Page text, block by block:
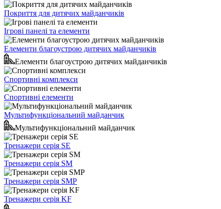
Покриття для дитячих майданчиків
Ігрові панелі та елементи
Елементи благоустрою дитячих майданчиків
Елементи благоустрою дитячих майданчиків
Спортивні комплекси
Спортивні елементи
Мультифункціональний майданчик
Мультифункціональний майданчик
Тренажери серія SE
Тренажери серія SM
Тренажери серія SMP
Тренажери серія KF